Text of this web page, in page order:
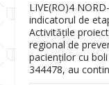
LIVE(RO)4
indicatorul de
Activitățile
regional de
pacienților cu
344478, au